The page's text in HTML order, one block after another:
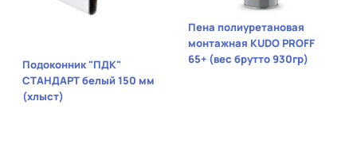
Подоконник "ПДК"
СТАНДАРТ белый 150 мм
(хлыст)
Пена полиуретановая
монтажная KUDO PROFF
65+ (вес брутто 930гр)